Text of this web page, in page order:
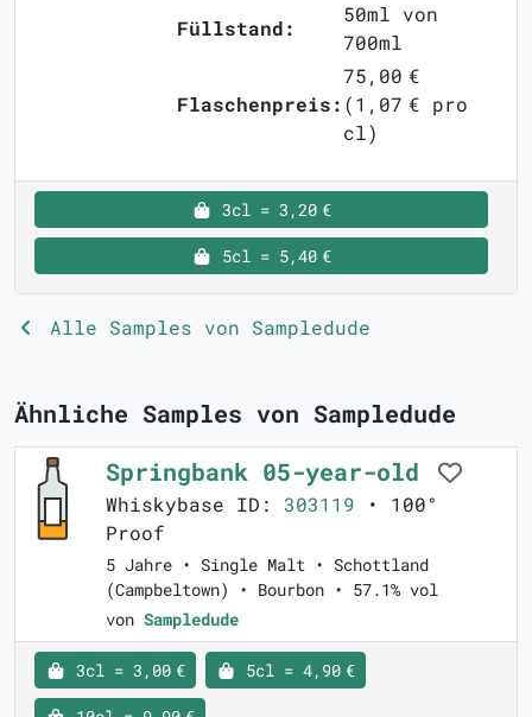
Füllstand:
50ml von
700ml
Flaschenpreis:
75,00 €
(1,07 € pro
cl)
3cl = 3,20 €
5cl = 5,40 €
Alle Samples von Sampledude
Ähnliche Samples von Sampledude
Springbank 05-year-old
Whiskybase ID: 303119 • 100°
Proof
5 Jahre • Single Malt • Schottland
(Campbeltown) • Bourbon • 57.1% vol
von Sampledude
3cl = 3,00 € 5cl = 4,90 €